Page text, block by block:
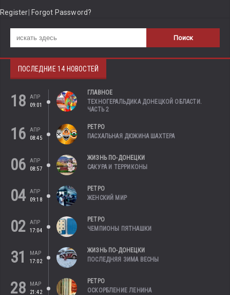
Register Forgot Password?
ПОСЛЕДНИЕ 14 НОВОСТЕЙ
18
АПР
09:01
ГЛАВНОЕ
ТЕХНОГЕРАЛЬДИКА ДОНЕЦКОЙ ОБЛАСТИ.
ЧАСТЬ 2
16
АПР
08:45
РЕТРО
ПАСХАЛЬНАЯ ДЮЖИНА ШАХТЕРА
06
АПР
08:57
ЖИЗНЬ ПО-ДОНЕЦКИ
САКУРА И ТЕРРИКОНЫ
04 АПР
09:18
РЕТРО
ЖЕНСКИЙ МИР
02
АПР
17:04
РЕТРО
ЧЕМПИОНЫ ПЯТНАШКИ
31
МАР
17:02
ЖИЗНЬ ПО-ДОНЕЦКИ
ПОСЛЕДНЯЯ ЗИМА ВЕСНЫ
28
МАР
21:42
РЕТРО
ОСКОРБЛЕНИЕ ЛЕНИНА